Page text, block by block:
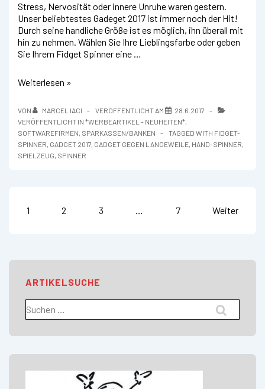
Stress, Nervosität oder innere Unruhe waren gestern.
Unser beliebtestes Gadeget 2017 ist immer noch der Hit!
Durch seine handliche Größe ist es möglich, ihn überall mit
hin zu nehmen. Wählen Sie Ihre Lieblingsfarbe oder geben
Sie Ihrem Fidget Spinner eine …
Der
Spinner-
Das
Werbeartikel
Highlight!
Weiterlesen »
VON MARCEL IACI VERÖFFENTLICHT AM
28.6.2017
VERÖFFENTLICHT IN *WERBEARTIKEL - NEUHEITEN*,
SOFTWAREFIRMEN, SPARKASSEN/BANKEN TAGGED WITH FIDGET-
SPINNER, GADGET 2017, GADGET GEGEN LANGEWEILE, HAND-SPINNER,
SPIELZEUG, SPINNER
Seitennummerierung
1 2 3 … 7 Weiter
ARTIKELSUCHE
nach: